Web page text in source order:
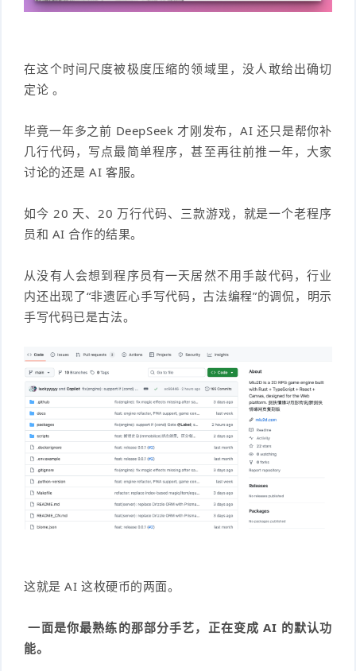
在这个时间尺度被极度压缩的领域里，没人敢给出确切
定论 。
毕竟一年多之前 DeepSeek 才刚发布，AI 还只是帮你补
几行代码，写点最简单程序，甚至再往前推一年，大家
讨论的还是 AI 客服。
如今 20 天、20 万行代码、三款游戏，就是一个老程序
员和 AI 合作的结果。
从没有人会想到程序员有一天居然不用手敲代码，行业
内还出现了“非遗匠心手写代码，古法编程”的调侃，明示
手写代码已是古法。
这就是 AI 这枚硬币的两面。
一面是你最熟练的那部分手艺，正在变成AI 的默认功
能。